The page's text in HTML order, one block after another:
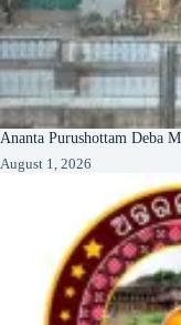
Ananta Purushottam Deba
August 1, 2026